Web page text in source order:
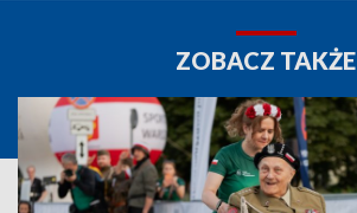
ZOBACZ TAKŻE